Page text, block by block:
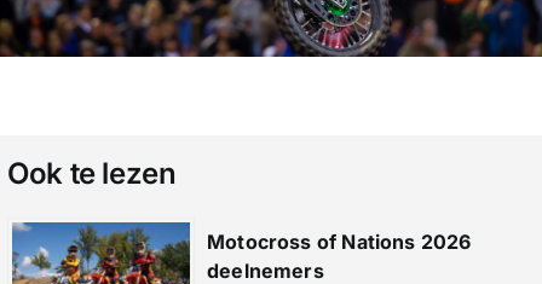
Ook te lezen
Motocross of Nations 2026
deelnemers